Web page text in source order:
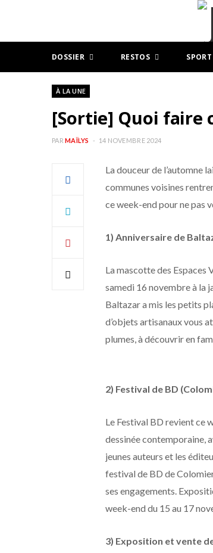
DOSSIER RESTOS SPORT
À LA UNE
[Sortie] Quoi faire
PAR MAÏLYS 14 NOVEMBRE 2024
La douceur de l’automne
communes voisines
ce week-end pour ne pas
1) Anniversaire de
La mascotte des Espaces
samedi 16 novembre à la
Baltazar a mis les petits
d’objets artisanaux vous
plumes, à découvrir en
2) Festival de BD
Le Festival BD revient ce
dessinée contemporaine,
jeunes auteurs et les
festival de BD de
ses engagements.
week-end du 15 au 17
3) Exposition et vente